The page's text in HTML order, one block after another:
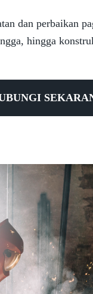
dan perbaikan
hingga